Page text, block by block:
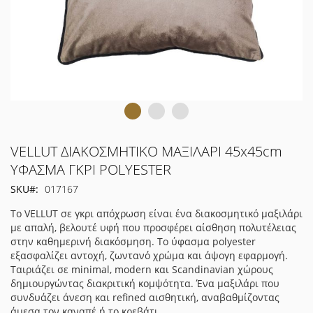
Μετάβαση
στην
αρχή
της
εικόνων
VELLUT ΔΙΑΚΟΣΜΗΤΙΚΟ ΜΑΞΙΛΑΡΙ 45x45cm
ΥΦΑΣΜΑ ΓΚΡΙ POLYESTER
SKU
017167
Το VELLUT σε γκρι απόχρωση είναι ένα διακοσμητικό μαξιλάρι
με απαλή, βελουτέ υφή που προσφέρει αίσθηση πολυτέλειας
στην καθημερινή διακόσμηση. Το ύφασμα polyester
εξασφαλίζει αντοχή, ζωντανό χρώμα και άψογη εφαρμογή.
Ταιριάζει σε minimal, modern και Scandinavian χώρους
δημιουργώντας διακριτική κομψότητα. Ένα μαξιλάρι που
συνδυάζει άνεση και refined αισθητική, αναβαθμίζοντας